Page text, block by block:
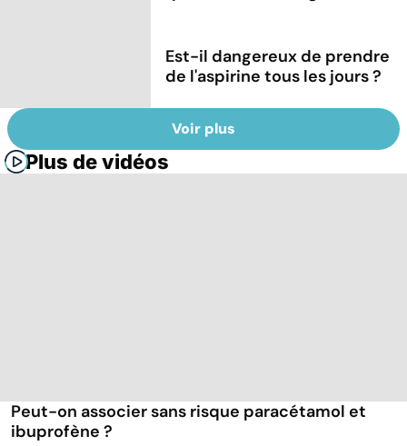
Est-il dangereux de prendre
de l'aspirine tous les jours ?
Voir plus
Plus de vidéos
Peut-on associer sans risque paracétamol et
ibuprofène ?